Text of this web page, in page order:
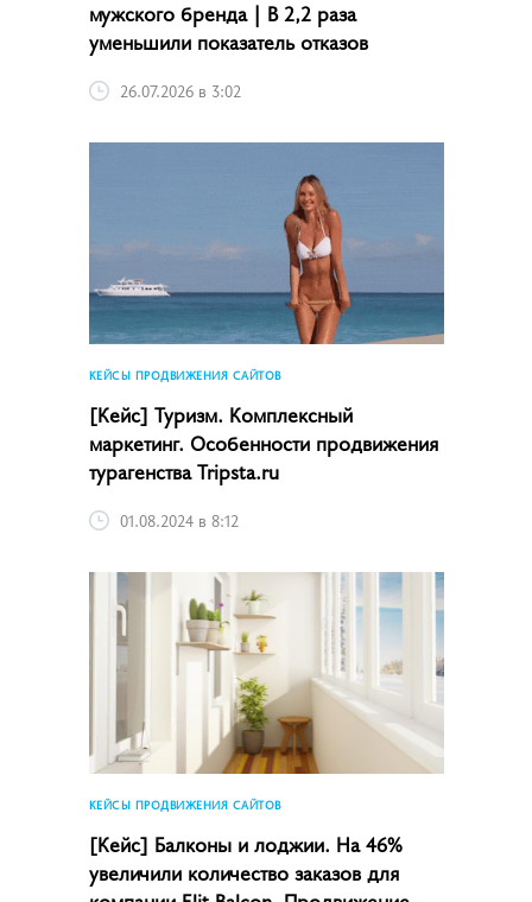
мужского бренда | В 2,2 раза
уменьшили показатель отказов
26.07.2026 в 3:02
КЕЙСЫ ПРОДВИЖЕНИЯ САЙТОВ
[Кейс] Туризм. Комплексный
маркетинг. Особенности продвижения
турагенства Tripsta.ru
01.08.2024 в 8:12
КЕЙСЫ ПРОДВИЖЕНИЯ САЙТОВ
[Кейс] Балконы и лоджии. На 46%
увеличили количество заказов для